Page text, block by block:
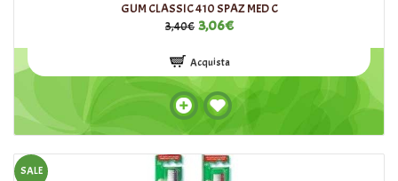
GUM CLASSIC 410 SPAZ MED C
3,40€ 3,06€
Acquista
SALE